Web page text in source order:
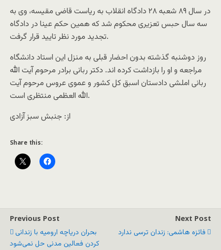
در سال ۸۹ شعبه ۲۸ دادگاه انقلاب به ریاست قاضی مقیسه، وی به
سه سال حبس تعزیری محکوم شد که همین حکم عینا در دادگاه
تجدید مورد نظر تایید قرار گرفت.
روز دوشنبه گذشته بدون احضار قبلی به منزل این استاد دانشگاه
مراجعه و او را بازداشت کرده اند. دکتر ربانی برادر مرحوم آیت الله
ربانی املشی دادستان اسبق کل کشور و عموی عروس مرحوم آیت
الله العظمی منتظری است.
از: جنبش سبز آزادی
Share this:
Previous Post
بحران دریاچه ارومیه با زندانی
کردن فعالین مدنی حل نمی‌شود
Next Post
فائزه هاشمی: زندان ترسی ندارد